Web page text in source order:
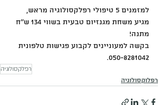
למזמנים 5 טיפולי רפלקסולוגיה מראש,
מגיע משחת מגנזיום טבעית בשווי 134 ש''ח
מתנה!
בקשה למעוניינים לקבוע פגישות טלפונית
050-8281042.
רפלקסולוגיה
רפלוקסולוגיה